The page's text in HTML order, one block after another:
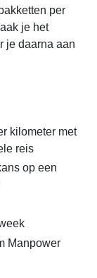
per
je het
je daarna aan
kilometer met
reis
op een
Manpower